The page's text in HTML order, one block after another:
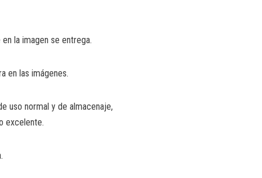
la imagen se entrega.
en las imágenes.
uso normal y de almacenaje,
excelente.